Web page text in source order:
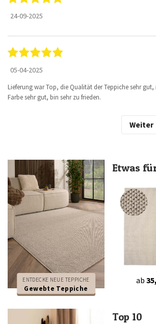
24-09-2025
05-04-2025
Lieferung war Top, die Qualität der Teppiche sehr
Farbe sehr gut, bin sehr zu frieden.
Weiter
ENTDECKE NEUE TEPPICHE
Gewebte Teppiche
Etwas
ab
Top 10